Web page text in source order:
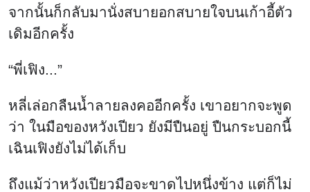
จากนั้นก็กลับมานั่งสบายอกสบายใจบนเก้าอี้ตัว
เดิมอีกครั้ง
“พี่เฟิง...”
หลี่เล่อกลืนน้ำลายลงคออีกครั้ง เขาอยากจะพูด
ว่า ในมือของหวังเปียว ยังมีปืนอยู่ ปืนกระบอกนี้
เฉินเฟิงยังไม่ได้เก็บ
ถึงแม้ว่าหวังเปียวมือจะขาดไปหนึ่งข้าง แต่ก็ไม่